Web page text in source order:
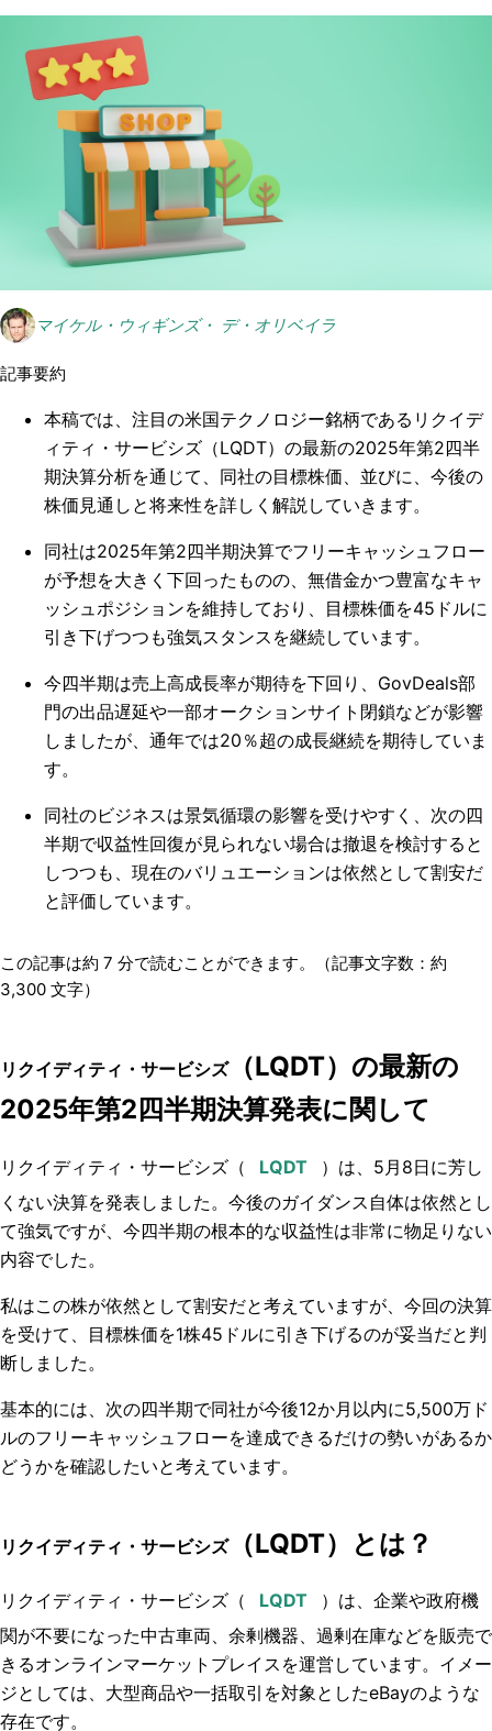
マイケル・ウィギンズ・ デ・オリベイラ
記事要約
本稿では、注目の米国テクノロジー銘柄であるリクイデ
ィティ・サービシズ（LQDT）の最新の2025年第2四半
期決算分析を通じて、同社の目標株価、並びに、今後の
株価見通しと将来性を詳しく解説していきます。
同社は2025年第2四半期決算でフリーキャッシュフロー
が予想を大きく下回ったものの、無借金かつ豊富なキャ
ッシュポジションを維持しており、目標株価を45ドルに
引き下げつつも強気スタンスを継続しています。
今四半期は売上高成長率が期待を下回り、GovDeals部
門の出品遅延や一部オークションサイト閉鎖などが影響
しましたが、通年では20％超の成長継続を期待していま
す。
同社のビジネスは景気循環の影響を受けやすく、次の四
半期で収益性回復が見られない場合は撤退を検討すると
しつつも、現在のバリュエーションは依然として割安だ
と評価しています。
この記事は約 7 分で読むことができます。（記事文字数：約
3,300 文字）
リクイディティ・サービシズ（LQDT）の最新の
2025年第2四半期決算発表に関して
リクイディティ・サービシズ （
）は、5月8日に芳し
くない決算を発表しました。今後のガイダンス自体は依然とし
て強気ですが、今四半期の根本的な収益性は非常に物足りない
内容でした。
私はこの株が依然として割安だと考えていますが、今回の決算
を受けて、目標株価を1株45ドルに引き下げるのが妥当だと判
断しました。
基本的には、次の四半期で同社が今後12か月以内に5,500万ド
ルのフリーキャッシュフローを達成できるだけの勢いがあるか
どうかを確認したいと考えています。
リクイディティ・サービシズ（LQDT）とは？
リクイディティ・サービシズ （
）は、企業や政府機
関が不要になった中古車両、余剰機器、過剰在庫などを販売で
きるオンラインマーケットプレイスを運営しています。イメー
ジとしては、大型商品や一括取引を対象としたeBayのような
存在です。